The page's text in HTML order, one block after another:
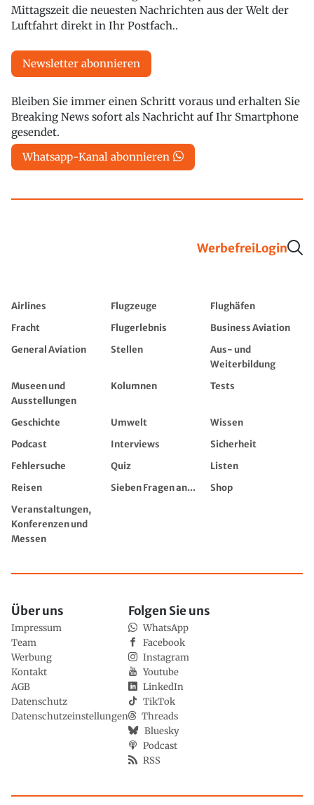
Mittagszeit die neuesten Nachrichten aus der Welt der
Luftfahrt direkt in Ihr Postfach..
Newsletter abonnieren
Bleiben Sie immer einen Schritt voraus und erhalten Sie
Breaking News sofort als Nachricht auf Ihr Smartphone
gesendet.
Whatsapp-Kanal abonnieren
WerbefreiLogin
Airlines Flugzeuge
Flughäfen
Fracht
Flugerlebnis
Business Aviation
General Aviation
Stellen
Aus- und
Weiterbildung
Museen und
Ausstellungen
Kolumnen Tests
Geschichte Umwelt
Wissen
Podcast
Interviews
Sicherheit
Fehlersuche
Quiz
Listen
Reisen
Sieben Fragen an...
Shop
Veranstaltungen,
Konferenzen und
Messen
Über uns
Impressum
Team
Werbung
Kontakt
AGB
Datenschutz
Datenschutzeinstellungen
Folgen Sie uns
WhatsApp
Facebook
Instagram
Youtube
LinkedIn
TikTok
Threads
Bluesky
Podcast
RSS